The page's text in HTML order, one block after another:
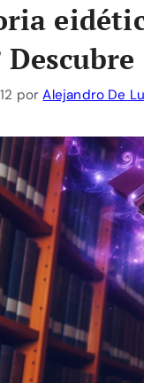
porAlejandro De